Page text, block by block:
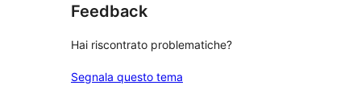
Feedback
Hai riscontrato problematiche?
Segnala questo tema